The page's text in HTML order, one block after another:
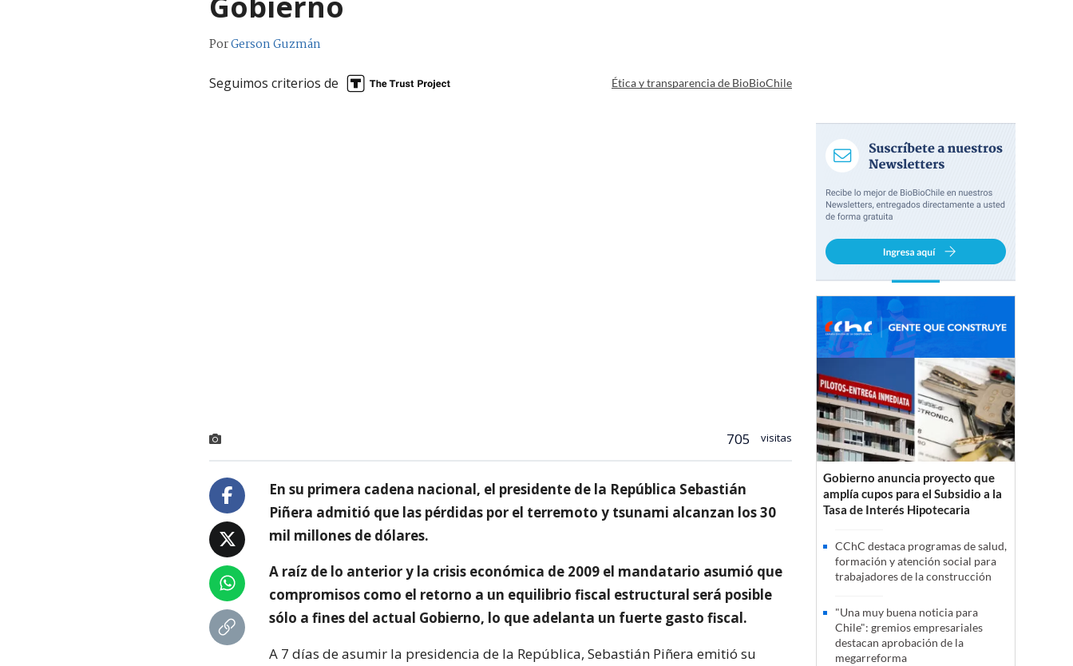
PorGerson Guzmán
Seguimos criterios de Ética y transparencia de BioBioChile
705 visitas
En su primera cadena nacional, el presidente de la República Sebastián
Piñera admitió que las pérdidas por el terremoto y tsunami alcanzan los 30
mil millones de dólares.
A raíz de lo anterior y la crisis económica de 2009 el mandatario asumió que
compromisos como el retorno a un equilibrio fiscal estructural será posible
sólo a fines del actual Gobierno, lo que adelanta un fuerte gasto fiscal.
A 7 días de asumir la presidencia de la República, Sebastián Piñera emitió su
Gobierno anuncia proyecto que
amplía cupos para el Subsidio a la
Tasa de Interés Hipotecaria
CChC destaca programas de salud,
formación y atención social para
trabajadores de la construcción
"Una muy buena noticia para
Chile": gremios empresariales
destacan aprobación de la
megarreforma